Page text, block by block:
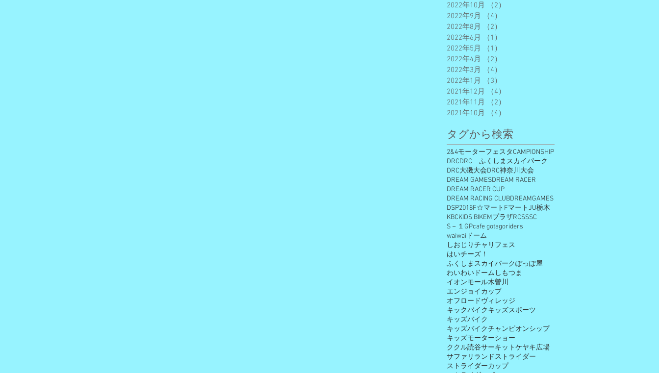
2022年10月
（2）
2022年9月
（4）
2022年8月
（2）
2022年6月
（1）
2022年5月
（1）
2022年4月
（2）
2022年3月
（4）
2022年1月
（3）
2021年12月
（4）
2021年11月
（2）
2021年10月
（4）
タグから検索
2&4モーターフェスタCAMPIONSHIP
DRCDRC ふくしまスカイパーク
DRC大磯大会DRC神奈川大会
DREAM GAMESDREAM RACER
DREAM RACER CUP
DREAM RACING CLUBDREAMGAMES
DSP2018F☆マート FマートJU栃木
KBCKIDS BIKEMプラザRCSSSC
S－１GPcafe gotagoriders
waiwaiドーム
しおじりチャリフェス
はいチーズ！
ふくしまスカイパークぽっぽ屋
わいわいドームしもつま
イオンモール木曽川
エンジョイカップ
オフロードヴィレッジ
キックバイクキッズスポーツ
キッズバイク
キッズバイクチャンピオンシップ
キッズモーターショー
ククル読谷サーキットケヤキ広場
サファリランドストライダー
ストライダーカップ